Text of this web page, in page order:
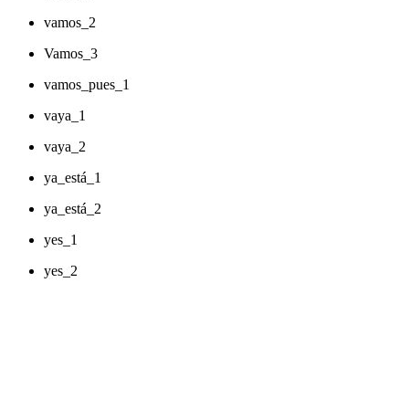
vamos_2
Vamos_3
vamos_pues_1
vaya_1
vaya_2
ya_está_1
ya_está_2
yes_1
yes_2